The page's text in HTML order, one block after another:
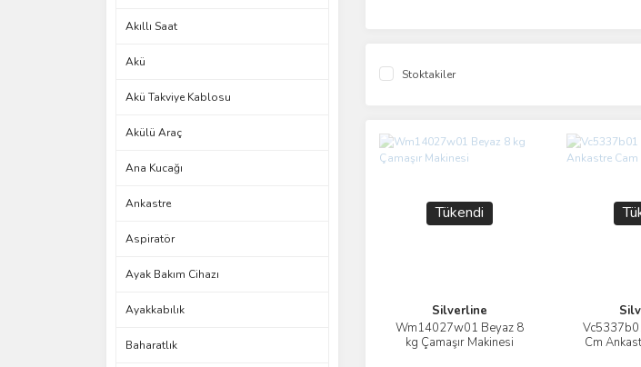
Akıllı Saat
Akü
Akü Takviye Kablosu
Akülü Araç
Ana Kucağı
Ankastre
Aspiratör
Ayak Bakım Cihazı
Ayakkabılık
Baharatlık
Stoktakiler
Tükendi
Silverline
Wm14027w01 Beyaz 8
kg Çamaşır Makinesi
İncele
Cm